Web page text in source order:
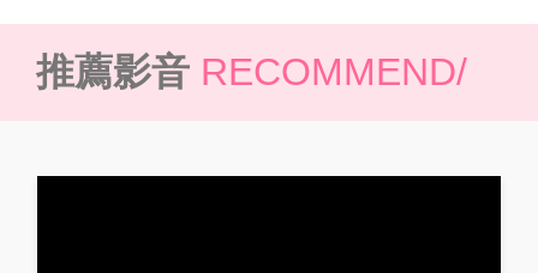
推薦影音 RECOMMEND/